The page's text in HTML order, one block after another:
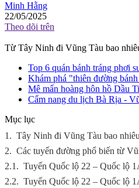
Minh Hằng
22/05/2025
Theo dõi trên
Từ Tây Ninh đi Vũng Tàu bao
Top 6 quán bánh tráng phơi
Khám phá "thiên đường
Mê mẩn hoàng hôn hồ Dầu
Cẩm nang du lịch Bà Rịa -
Mục lục
1. Tây Ninh đi Vũng Tàu bao
2. Các tuyến đường phổ biến từ
2.1. Tuyến Quốc lộ 22 – Quốc lộ
2.2. Tuyến Quốc lộ 22 – Quốc lộ